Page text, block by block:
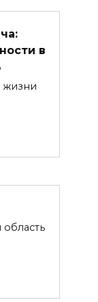
в
жизни